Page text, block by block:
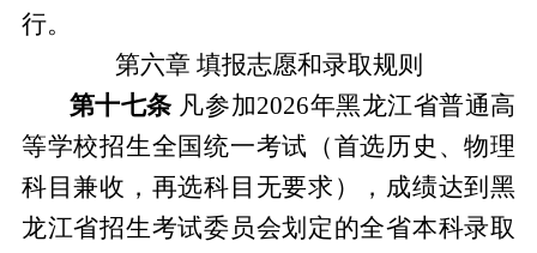
行。
第六章 填报志愿和录取规则
第十七条 凡参加2026年黑龙江省普通高
等学校招生全国统一考试（首选历史、物理
科目兼收，再选科目无要求）
，成绩达到黑
龙江省招生考试委员会划定的全省本科录取